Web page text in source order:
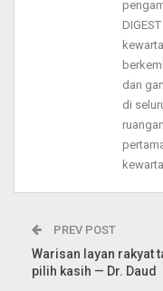
dan
di
PREV POST
Warisan layan rakyat
pilih kasih — Dr. Daud